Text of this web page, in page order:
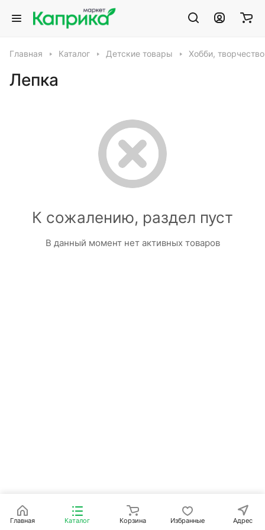
Главная Каталог Детские товары Хобби, творчество
Лепка
К сожалению, раздел пуст
В данный момент нет активных товаров
Главная Каталог Корзина Избранные Адрес